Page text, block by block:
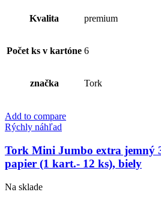
Kvalita premium
Počet ks v kartóne 6
značka Tork
Add to compare
Rýchly náhľad
Tork Mini Jumbo extra jemný
papier (1 kart.- 12 ks), biely
Na sklade